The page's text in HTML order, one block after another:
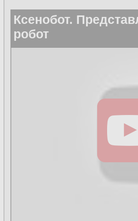
Ксенобот.
робот